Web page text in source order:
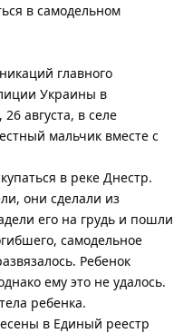
в самодельном
главного
Украины в
августа, в селе
мальчик вместе с
в реке Днестр.
они сделали из
его на грудь и пошли
самодельное
Ребенок
ему это не удалось.
ребенка.
в Единый реестр